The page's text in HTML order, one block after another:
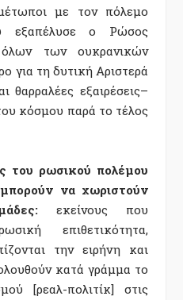
με τον πόλεμο
εξαπέλυσε ο Ρώσος
όλων των ουκρανικών
για τη δυτική Αριστερά
θαρραλέες εξαιρέσεις–
κόσμου παρά το τέλος
του ρωσικού πολέμου
να χωριστούν
εκείνους που
επιθετικότητα,
την ειρήνη και
κατά γράμμα το
[ρεαλ-πολιτίκ] στις